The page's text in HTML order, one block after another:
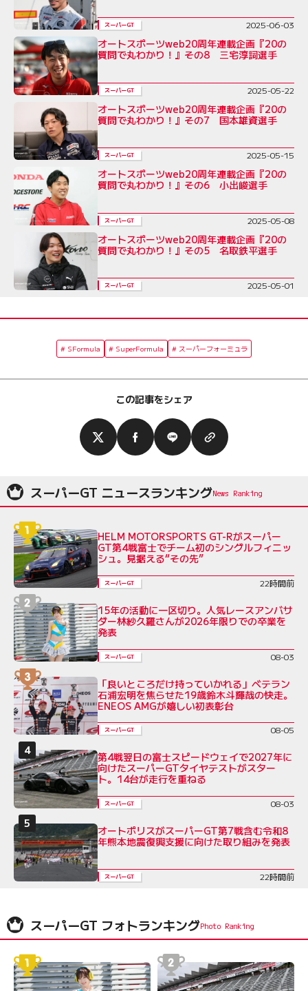
スーパーGT 2025-06-03
オートスポーツweb20周年連載企画『20の
質問で丸わかり！』その8 三宅淳詞選手
スーパーGT 2025-05-22
オートスポーツweb20周年連載企画『20の
質問で丸わかり！』その7 国本雄資選手
スーパーGT 2025-05-15
オートスポーツweb20周年連載企画『20の
質問で丸わかり！』その6 小出峻選手
スーパーGT 2025-05-08
オートスポーツweb20周年連載企画『20の
質問で丸わかり！』その5 名取鉄平選手
スーパーGT 2025-05-01
SFormula SuperFormula スーパーフォーミュラ
この記事をシェア
スーパーGT ニュースランキング
HELM MOTORSPORTS GT-Rがスーパー
GT第4戦富士でチーム初のシングルフィニッ
シュ。見据える“その先”
スーパーGT 22時間前
15年の活動に一区切り。人気レースアンバサ
ダー林紗久羅さんが2026年限りでの卒業を
発表
スーパーGT 08-03
「良いところだけ持っていかれる」ベテラン
石浦宏明を焦らせた19歳鈴木斗輝哉の快走。
ENEOS AMGが嬉しい初表彰台
スーパーGT 08-05
第4戦翌日の富士スピードウェイで2027年に
向けたスーパーGTタイヤテストがスター
ト。14台が走行を重ねる
スーパーGT 08-03
オートポリスがスーパーGT第7戦含む令和8
年熊本地震復興支援に向けた取り組みを発表
スーパーGT 22時間前
スーパーGT フォトランキング